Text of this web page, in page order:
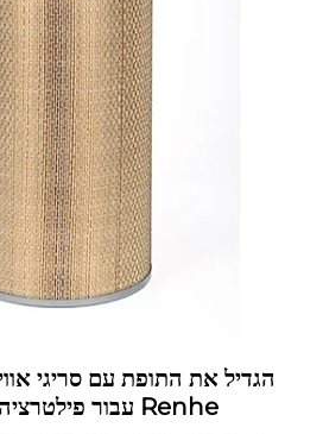
הגדיל את התופת עם סריגי
Renhe עבור פילטרציה יוצאת דופן